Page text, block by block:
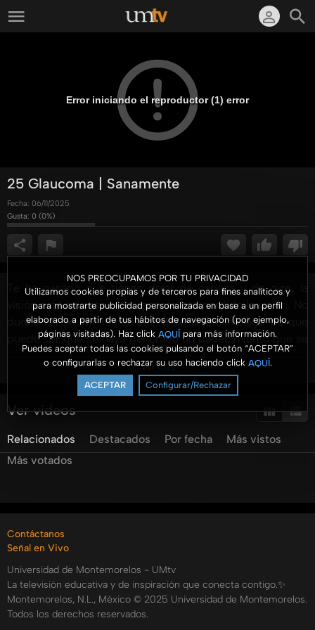
NOS PREOCUPAMOS POR TU PRIVACIDAD
Utilizamos cookies propias y de terceros para fines analíticos y
para mostrarte publicidad personalizada en base a un perfil
elaborado a partir de tus hábitos de navegación (por ejemplo,
páginas visitadas). Haz click AQUÍ para más información.
Puedes aceptar todas las cookies pulsando el botón “ACEPTAR”
o configurarlas o rechazar su uso haciendo click AQUÍ.
ACEPTAR Configurar/Rechazar
Error iniciando el reproductor (1) error
25 Glaucoma | Sanamente
Fecha: 06/11/2025
Gusta: 0 (0%)
Te ha pasado que tienes dolor de cabeza y de ojos, la
visión está borrosa o de repente has perdido la visión. No
dudes en acudir inmediatamente al oftalmólogo porque
puede ser que se haya generado un padecimiento que se
llama Glaucoma. ¿Qué es? ¿Cómo se genera? ¿Cuál es el
hoy en Sanamente nos visitan dos especialistas de la
preguntaremos si se puede prevenir.
Categorías:
nervio optico
Ver más
Ver vídeos
Relacionados Destacados Por fecha
Más vistos
Más votados
Contáctanos
Señal en Vivo
Universidad de Montemorelos - UMtv
La televisión educativa y de inspiración que conecta contigo.✨
Montemorelos, N.L., México © 2025 Universidad de Montemorelos.
Todos los derechos reservados.